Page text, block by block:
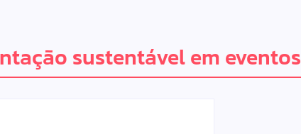
sustentável em eventos